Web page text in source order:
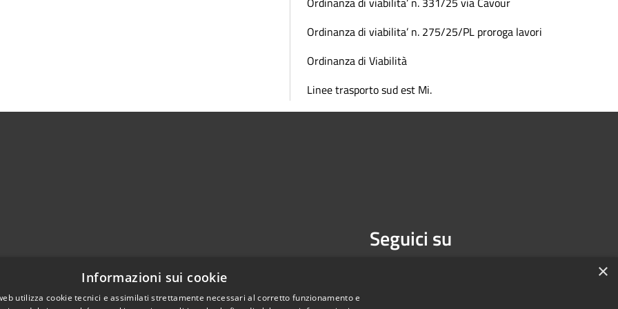
Ordinanza di viabilita’ n. 275/25/PL proroga lavori
Ordinanza di Viabilità
Linee trasporto sud est Mi.
Seguici su
×
Informazioni sui cookie
utilizza cookie tecnici e assimilati strettamente necessari al corretto funzionamento e